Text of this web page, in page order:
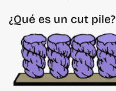
¿Qué es un cut pile?